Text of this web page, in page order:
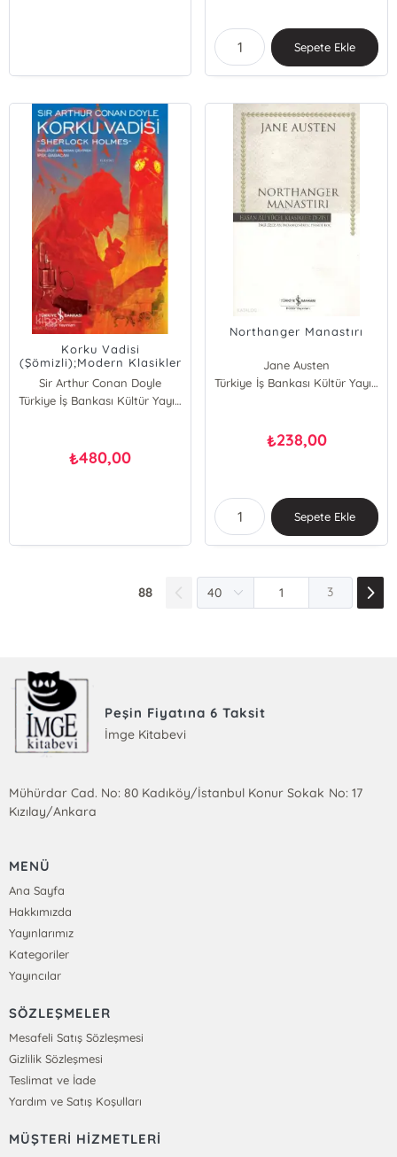
Sepete Ekle
Korku Vadisi
(Şömizli);Modern Klasikler
Serisi - 5
Sir Arthur Conan Doyle
Türkiye İş Bankası Kültür Yayınları
₺480,00
Northanger Manastırı
Jane Austen
Türkiye İş Bankası Kültür Yayınları
₺238,00
Sepete Ekle
88 3
Peşin Fiyatına 6 Taksit
İmge Kitabevi
Mühürdar Cad. No: 80 Kadıköy/İstanbul Konur Sokak No: 17
Kızılay/Ankara
MENÜ
Ana Sayfa
Hakkımızda
Yayınlarımız
Kategoriler
Yayıncılar
SÖZLEŞMELER
Mesafeli Satış Sözleşmesi
Gizlilik Sözleşmesi
Teslimat ve İade
Yardım ve Satış Koşulları
MÜŞTERİ HİZMETLERİ